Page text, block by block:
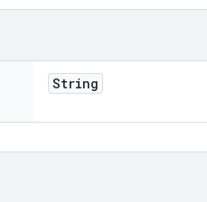
String